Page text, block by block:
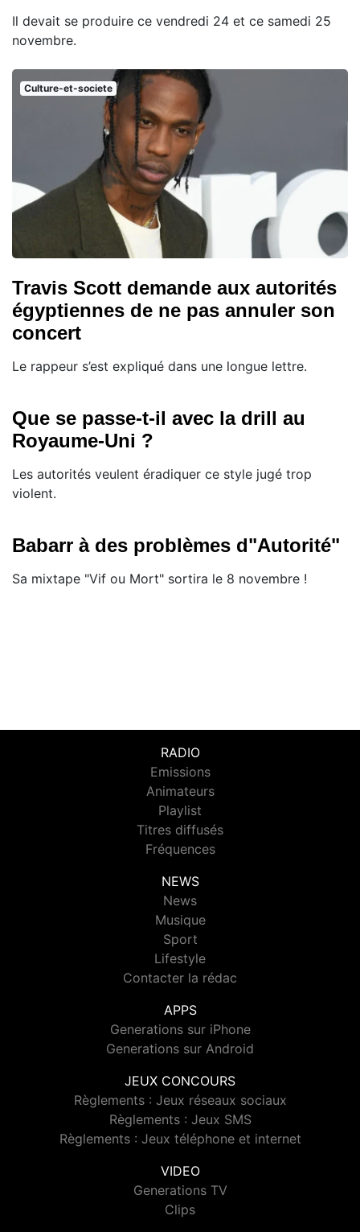
Il devait se produire ce vendredi 24 et ce samedi 25
novembre.
Culture-et-societe
Travis Scott demande aux autorités
égyptiennes de ne pas annuler son
concert
Le rappeur s’est expliqué dans une longue lettre.
Que se passe-t-il avec la drill au
Royaume-Uni ?
Les autorités veulent éradiquer ce style jugé trop
violent.
Babarr à des problèmes d"Autorité"
Sa mixtape "Vif ou Mort" sortira le 8 novembre !
RADIO
Emissions
Animateurs
Playlist
Titres diffusés
Fréquences
NEWS
News
Musique
Sport
Lifestyle
Contacter la rédac
APPS
Generations sur iPhone
Generations sur Android
JEUX CONCOURS
Règlements : Jeux réseaux sociaux
Règlements : Jeux SMS
Règlements : Jeux téléphone et internet
VIDEO
Generations TV
Clips